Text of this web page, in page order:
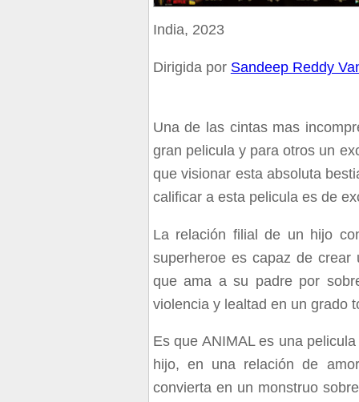
India, 2023
Dirigida por Sandeep Reddy
Una de las cintas mas
gran pelicula y para otros un
que visionar esta absoluta
calificar a esta pelicula es de
La relación filial de un hijo
superheroe es capaz de
que ama a su padre por
violencia y lealtad en un grado
Es que ANIMAL es una
hijo, en una relación de
convierta en un monstruo